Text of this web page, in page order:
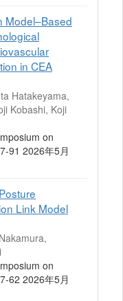
Model–Based
in CEA
Hatakeyama,
Kobashi, Koji
on
91 2026年5月
Link Model
on
62 2026年5月